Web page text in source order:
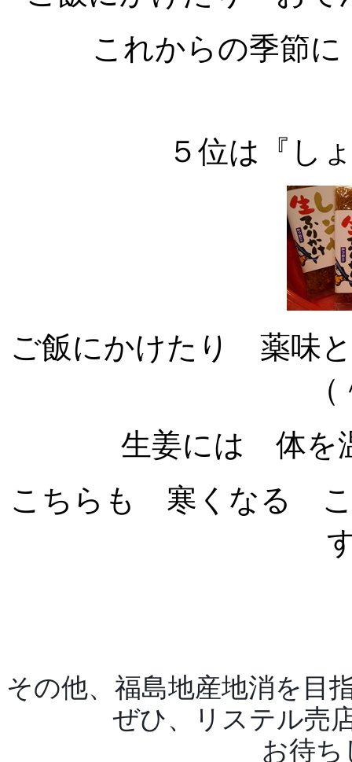
これからの季節
５位は『し
ご飯にかけたり 薬味
生姜には 体を
こちらも 寒くなる
その他、福島地産地消を目
ぜひ、リステル売
お待ち